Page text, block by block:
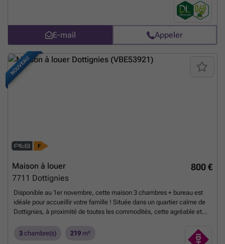
sèche-serviette, Caractéristiques: Châssis PVC double vitrage
Chauffage central au gaz VMC double flux Proche de toutes
commodités PEB B Bail d'1 an ! Libre de suite ! Publicité à caractère
non contractuel et ne constituant pas une offre. Les propriétaires se
réservent le droit de décision, d'acceptation ou non sur toute(s)
offre(s) soumise(s) pour leur bien. En savoir plus ?
E-mail Appeler
NOUVEAU
800 €
Maison à louer
7711 Dottignies
Disponible au 1er novembre, cette maison 3 chambres + bureau est
idéale pour accueillir votre famille ! Située dans un quartier calme de
Dottignies, à proximité de toutes les commodités, cette agréable et
se compose comme suit : hall d’entrée, buanderie, spacieux living,
cuisine semi-équipée, salle de bain avec douche et WC, cave et
3 chambre(s) 219 m²